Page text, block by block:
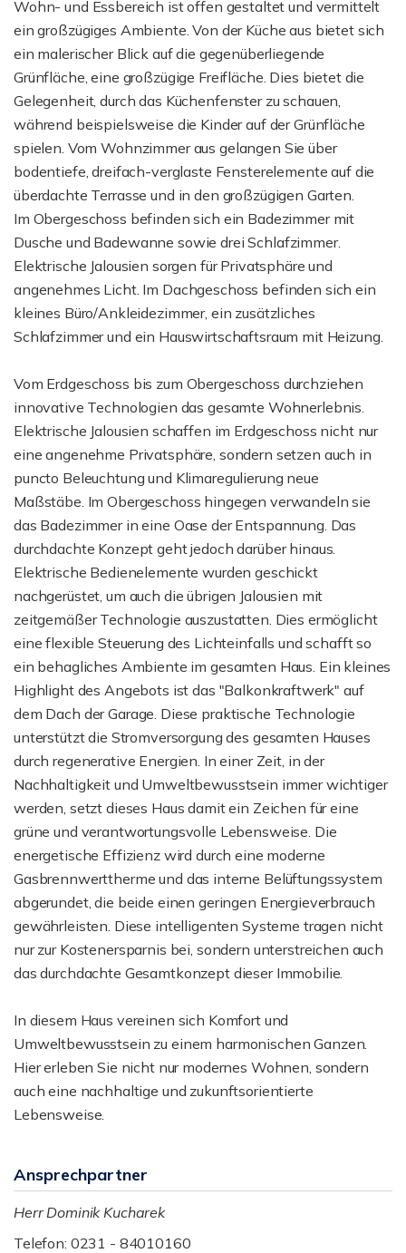
Wohn- und Essbereich ist offen gestaltet und vermittelt
ein großzügiges Ambiente. Von der Küche aus bietet sich
ein malerischer Blick auf die gegenüberliegende
Grünfläche, eine großzügige Freifläche. Dies bietet die
Gelegenheit, durch das Küchenfenster zu schauen,
während beispielsweise die Kinder auf der Grünfläche
spielen. Vom Wohnzimmer aus gelangen Sie über
bodentiefe, dreifach-verglaste Fensterelemente auf die
überdachte Terrasse und in den großzügigen Garten.
Im Obergeschoss befinden sich ein Badezimmer mit
Dusche und Badewanne sowie drei Schlafzimmer.
Elektrische Jalousien sorgen für Privatsphäre und
angenehmes Licht. Im Dachgeschoss befinden sich ein
kleines Büro/Ankleidezimmer, ein zusätzliches
Schlafzimmer und ein Hauswirtschaftsraum mit Heizung.
Vom Erdgeschoss bis zum Obergeschoss durchziehen
innovative Technologien das gesamte Wohnerlebnis.
Elektrische Jalousien schaffen im Erdgeschoss nicht nur
eine angenehme Privatsphäre, sondern setzen auch in
puncto Beleuchtung und Klimaregulierung neue
Maßstäbe. Im Obergeschoss hingegen verwandeln sie
das Badezimmer in eine Oase der Entspannung. Das
durchdachte Konzept geht jedoch darüber hinaus.
Elektrische Bedienelemente wurden geschickt
nachgerüstet, um auch die übrigen Jalousien mit
zeitgemäßer Technologie auszustatten. Dies ermöglicht
eine flexible Steuerung des Lichteinfalls und schafft so
ein behagliches Ambiente im gesamten Haus. Ein kleines
Highlight des Angebots ist das "Balkonkraftwerk" auf
dem Dach der Garage. Diese praktische Technologie
unterstützt die Stromversorgung des gesamten Hauses
durch regenerative Energien. In einer Zeit, in der
Nachhaltigkeit und Umweltbewusstsein immer wichtiger
werden, setzt dieses Haus damit ein Zeichen für eine
grüne und verantwortungsvolle Lebensweise. Die
energetische Effizienz wird durch eine moderne
Gasbrennwerttherme und das interne Belüftungssystem
abgerundet, die beide einen geringen Energieverbrauch
gewährleisten. Diese intelligenten Systeme tragen nicht
nur zur Kostenersparnis bei, sondern unterstreichen auch
das durchdachte Gesamtkonzept dieser Immobilie.
In diesem Haus vereinen sich Komfort und
Umweltbewusstsein zu einem harmonischen Ganzen.
Hier erleben Sie nicht nur modernes Wohnen, sondern
auch eine nachhaltige und zukunftsorientierte
Lebensweise.
Ansprechpartner
Herr Dominik Kucharek
Telefon: 0231 - 84010160